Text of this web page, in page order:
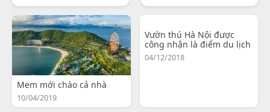
Mem mới chào cả nhà
10/04/2019
Vườn thú Hà Nội được
công nhận là điểm du lịch
04/12/2018